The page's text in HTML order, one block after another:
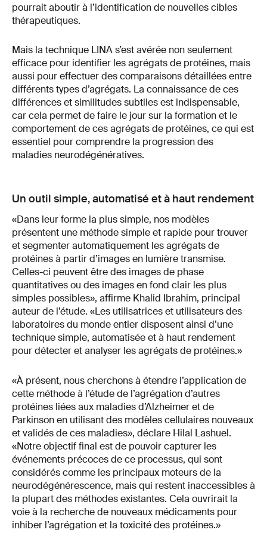
pourrait aboutir à l’identification de nouvelles cibles
thérapeutiques.
Mais la technique LINA s’est avérée non seulement
efficace pour identifier les agrégats de protéines, mais
aussi pour effectuer des comparaisons détaillées entre
différents types d’agrégats. La connaissance de ces
différences et similitudes subtiles est indispensable,
car cela permet de faire le jour sur la formation et le
comportement de ces agrégats de protéines, ce qui est
essentiel pour comprendre la progression des
maladies neurodégénératives.
Un outil simple, automatisé et à haut rendement
«Dans leur forme la plus simple, nos modèles
présentent une méthode simple et rapide pour trouver
et segmenter automatiquement les agrégats de
protéines à partir d’images en lumière transmise.
Celles-ci peuvent être des images de phase
quantitatives ou des images en fond clair les plus
simples possibles», affirme Khalid Ibrahim, principal
auteur de l’étude. «Les utilisatrices et utilisateurs des
laboratoires du monde entier disposent ainsi d’une
technique simple, automatisée et à haut rendement
pour détecter et analyser les agrégats de protéines.»
«À présent, nous cherchons à étendre l’application de
cette méthode à l’étude de l’agrégation d’autres
protéines liées aux maladies d’Alzheimer et de
Parkinson en utilisant des modèles cellulaires nouveaux
et validés de ces maladies», déclare Hilal Lashuel.
«Notre objectif final est de pouvoir capturer les
événements précoces de ce processus, qui sont
considérés comme les principaux moteurs de la
neurodégénérescence, mais qui restent inaccessibles à
la plupart des méthodes existantes. Cela ouvrirait la
voie à la recherche de nouveaux médicaments pour
inhiber l’agrégation et la toxicité des protéines.»